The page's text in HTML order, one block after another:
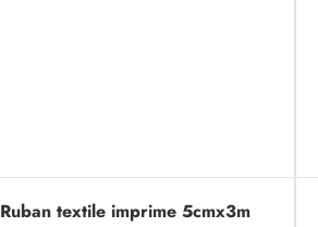
Ruban textile imprime 5cmx3m